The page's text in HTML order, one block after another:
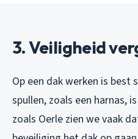
3. Veiligheid
Op een dak werken is best
spullen, zoals een harnas,
zoals Oerle zien we vaak